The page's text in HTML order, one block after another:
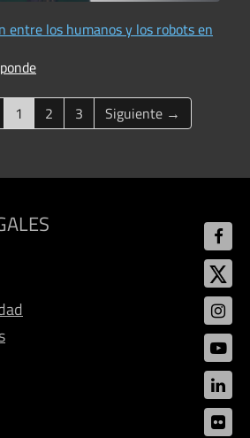
entre los humanos y los robots en
1 (current)
2 3 Siguiente →